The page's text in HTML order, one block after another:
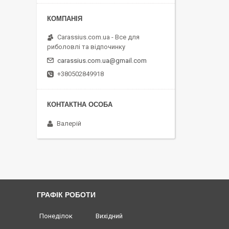
Carassius.com.ua - Все для
риболовлі та відпочинку
carassius.com.ua@gmail.com
+380502849918
Валерій
ГРАФІК РОБОТИ
Понеділок
Вихідний